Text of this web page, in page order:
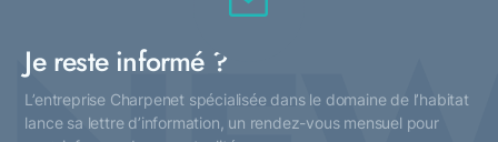
Je reste informé ?
L’entreprise Charpenet spécialisée dans le domaine de l’habitat
lance sa lettre d’information, un rendez-vous mensuel pour